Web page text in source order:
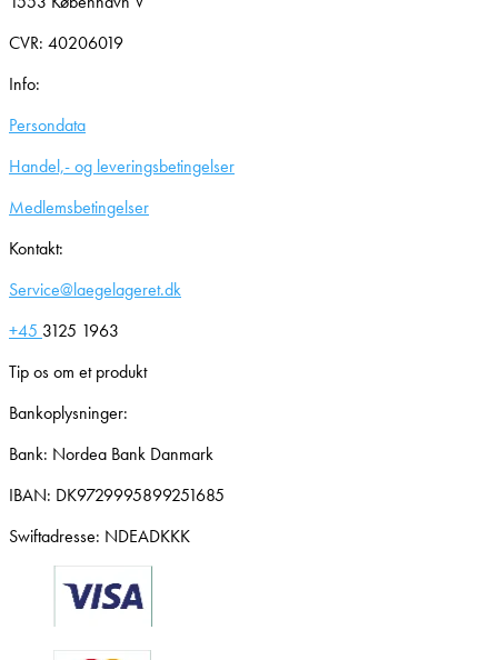
CVR: 40206019
Info:
Persondata
Handel,- og leveringsbetingelser
Medlemsbetingelser
Kontakt:
Service@laegelageret.dk
+45 3125 1963
Tip os om et produkt
Bankoplysninger:
Bank: Nordea Bank Danmark
IBAN: DK9729995899251685
Swiftadresse: NDEADKKK